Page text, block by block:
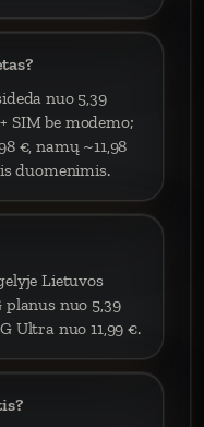
nuo 5,39
SIM be modemo;
€, namų ~11,98
duomenimis.
Lietuvos
nuo 5,39
Ultra nuo 11,99 €.